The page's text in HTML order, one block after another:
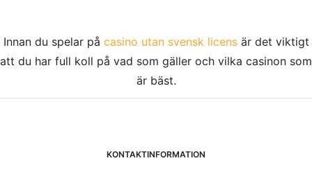
Innan du spelar på casino utan svensk licensär det viktigt
att du har full koll på vad som gäller och vilka casinon som
är bäst.
KONTAKTINFORMATION